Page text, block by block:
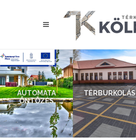
AUTOMATA
ÖNTÖZÉS
TÉRBURKOLÁS